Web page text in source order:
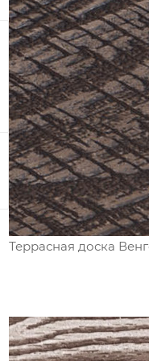
Террасная доска